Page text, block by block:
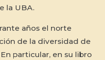
la UBA.
años el norte
de la diversidad de
particular, en su libro